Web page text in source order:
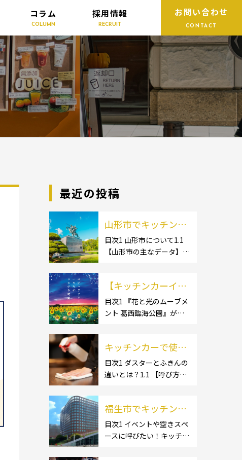
コラム
COLUMN
採用情報
RECRUIT
お問い合わせ
CONTACT
最近の投稿
山形市でキッチンカ
ー開業するなら格安
のレンタル・リー
流れも解説！
目次1 山形市について1.1
【山形市の主なデータ】
王温泉]1.2.2 [文翔館]1.3
【名産品・ご当地グルメ】
1.3.1 [芋煮]1.3 […]
【キッチンカーイベ
ント情報】花と光の
ムーブメント 葛西臨
います！
目次1 『花と光のムーブメ
ント 葛西臨海公園』が開
場といえば、やっぱりイベ
ント！ 日本全国で、キッチ
ンカーが営業している様々
キッチンカーで使用
するダスター・ふき
んの選び方とは？お
介！
目次1 ダスターとふきんの
違いとは？1.1 【呼び方の
ンタークロスとも呼ばれ
る】2 キッチンカーで使用
するダスター(ふきん)種類
福生市でキッチンカ
ーを呼びたい！派遣
してもらうにはどう
目次1 イベントや空きスペ
ースに呼びたい！キッチン